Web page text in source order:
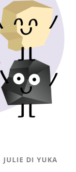
JULIE DI YUKA